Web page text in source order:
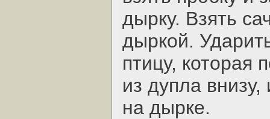
дырку. Взять
дыркой.
птицу, которая
из дупла внизу,
на дырке.